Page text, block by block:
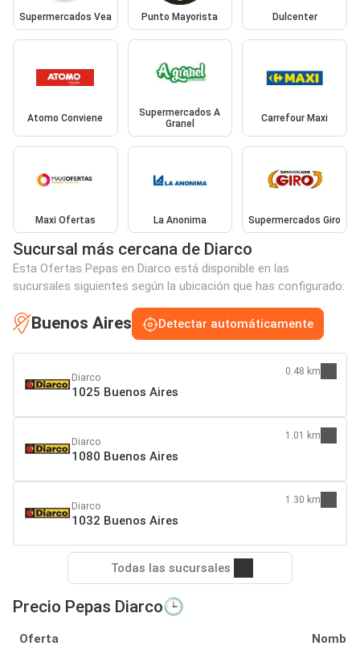
Supermercados Vea Punto Mayorista Dulcenter
Atomo Conviene
Supermercados A
Granel
Carrefour Maxi
Maxi Ofertas La Anonima Supermercados Giro
Sucursal más cercana de Diarco
Esta Ofertas Pepas en Diarco está disponible en las
sucursales siguientes según la ubicación que has configurado:
Buenos Aires Detectar automáticamente
Diarco
1025 Buenos Aires
0.48 km
Diarco
1080 Buenos Aires
1.01 km
Diarco
1032 Buenos Aires
1.30 km
Todas las sucursales
Precio Pepas Diarco🕒
Oferta Nombre